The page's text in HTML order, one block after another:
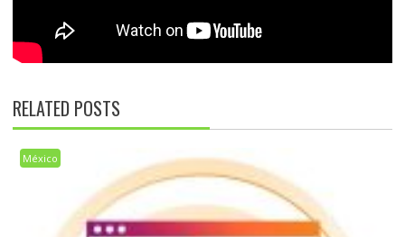
RELATED POSTS
México